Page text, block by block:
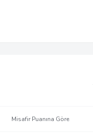
Misafir Puanına Göre